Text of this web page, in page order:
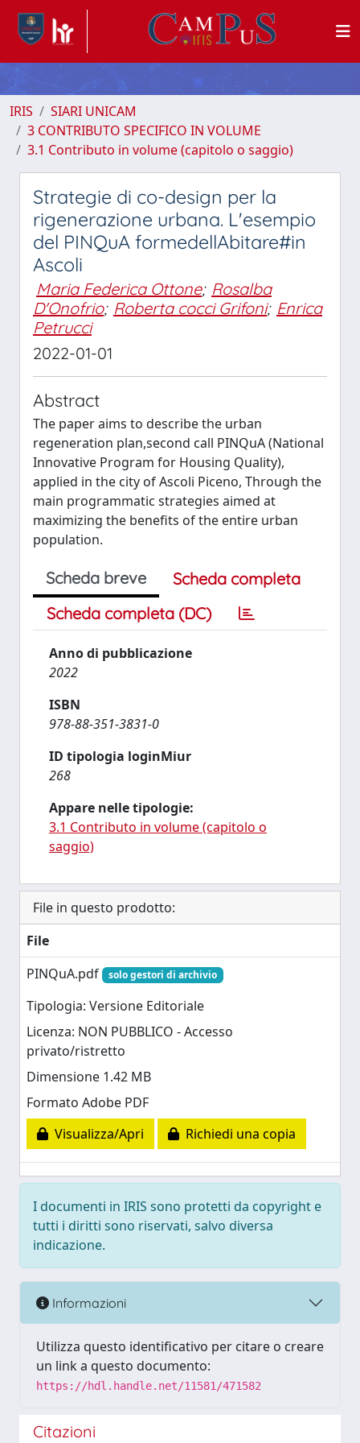
IRIS
SIARI UNICAM
3 CONTRIBUTO SPECIFICO IN VOLUME
3.1 Contributo in volume (capitolo o saggio)
Strategie di co-design per la
rigenerazione urbana. L'esempio
del PINQuA formedellAbitare#in
Ascoli
Maria Federica Ottone; Rosalba
D'Onofrio; Roberta cocci Grifoni; Enrica
Petrucci
2022-01-01
Abstract
The paper aims to describe the urban
regeneration plan,second call PINQuA (National
Innovative Program for Housing Quality),
applied in the city of Ascoli Piceno, Through the
main programmatic strategies aimed at
maximizing the benefits of the entire urban
population.
Scheda breve
Scheda completa
Scheda completa (DC)
Anno di pubblicazione
2022
ISBN
978-88-351-3831-0
ID tipologia loginMiur
268
Appare nelle tipologie:
3.1 Contributo in volume (capitolo o
saggio)
File in questo prodotto:
File
PINQuA.pdf
solo gestori di archivio
Tipologia: Versione Editoriale
Licenza: NON PUBBLICO - Accesso
privato/ristretto
Dimensione 1.42 MB
Formato Adobe PDF
Visualizza/Apri
Richiedi una copia
I documenti in IRIS sono protetti da copyright e
tutti i diritti sono riservati, salvo diversa
indicazione.
Informazioni
Utilizza questo identificativo per citare o creare
un link a questo documento:
https://hdl.handle.net/11581/471582
Citazioni